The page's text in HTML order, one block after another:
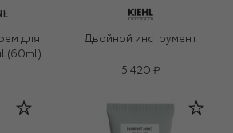
для
(60ml)
Двойной инструмент
5 420 ₽